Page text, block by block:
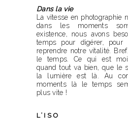
Dans la vie
La vitesse en photographie
dans les moments
existence, nous avons
temps pour digérer, pour
reprendre notre vitalité.
le temps. Ce qui est
quand tout va bien, que le
la lumière est là. Au
moments là le temps
plus vite !
L’ISO